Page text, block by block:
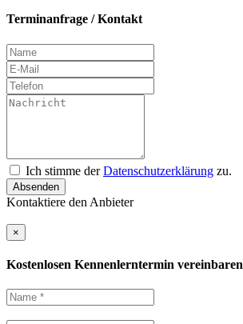
Terminanfrage / Kontakt
Ich stimme derDatenschutzerklärung zu.
Absenden
Kontaktiere den Anbieter
×
Kostenlosen Kennenlerntermin vereinbaren